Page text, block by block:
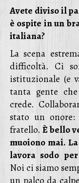
Avete diviso il
è ospite in un
italiana?
La scena
difficoltà. Ci
istituzionale (e
tanta gente
crede.
stato un
fratello. È bello
muoiono mai.
lavora sodo
Noi ci siamo